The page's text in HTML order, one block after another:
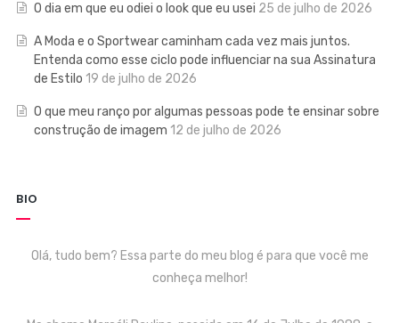
O dia em que eu odiei o look que eu usei 25 de julho de 2026
A Moda e o Sportwear caminham cada vez mais juntos.
Entenda como esse ciclo pode influenciar na sua Assinatura
de Estilo 19 de julho de 2026
O que meu ranço por algumas pessoas pode te ensinar sobre
construção de imagem 12 de julho de 2026
BIO
Olá, tudo bem? Essa parte do meu blog é para que você me
conheça melhor!